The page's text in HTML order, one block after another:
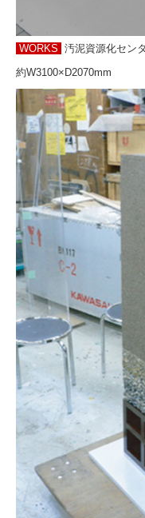
WORKS 汚泥資源化セン
約W3100×D2070mm